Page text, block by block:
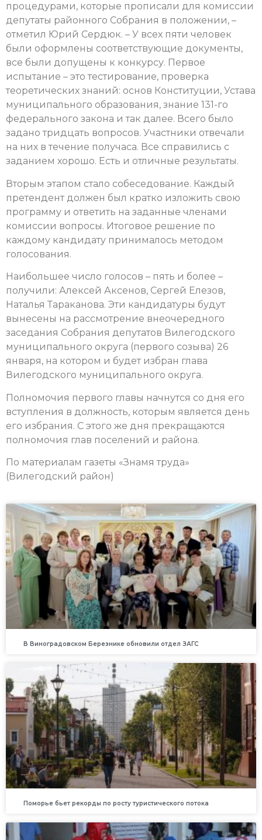
процедурами, которые прописали для комиссии
депутаты районного Собрания в положении, –
отметил Юрий Сердюк. – У всех пяти человек
были оформлены соответствующие документы,
все были допущены к конкурсу. Первое
испытание – это тестирование, проверка
теоретических знаний: основ Конституции, Устава
муниципального образования, знание 131-го
федерального закона и так далее. Всего было
задано тридцать вопросов. Участники отвечали
на них в течение получаса. Все справились с
заданием хорошо. Есть и отличные результаты.
Вторым этапом стало собеседование. Каждый
претендент должен был кратко изложить свою
программу и ответить на заданные членами
комиссии вопросы. Итоговое решение по
каждому кандидату принималось методом
голосования.
Наибольшее число голосов – пять и более –
получили: Алексей Аксенов, Сергей Елезов,
Наталья Тараканова. Эти кандидатуры будут
вынесены на рассмотрение внеочередного
заседания Собрания депутатов Вилегодского
муниципального округа (первого созыва) 26
января, на котором и будет избран глава
Вилегодского муниципального округа.
Полномочия первого главы начнутся со дня его
вступления в должность, которым является день
его избрания. С этого же дня прекращаются
полномочия глав поселений и района.
По материалам газеты «Знамя труда»
(Вилегодский район)
В Виноградовском Березнике обновили отдел ЗАГС
Поморье бьет рекорды по росту туристического потока